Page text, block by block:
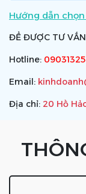
Hướng dẫn
ĐỂ ĐƯỢC TƯ
Hotline:
Email:
Địa chỉ: 20 Hồ